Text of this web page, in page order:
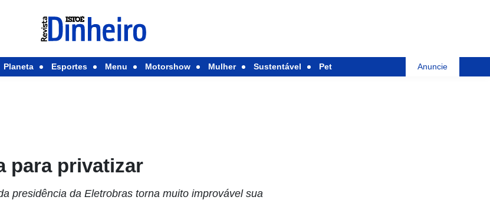
Planeta Esportes Menu Motorshow Mulher Sustentável Pet Anuncie
para privatizar
presidência da Eletrobras torna muito improvável sua